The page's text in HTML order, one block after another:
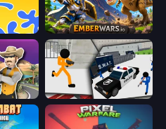
EmberWars.io
Stickman Prison: Counter Assault